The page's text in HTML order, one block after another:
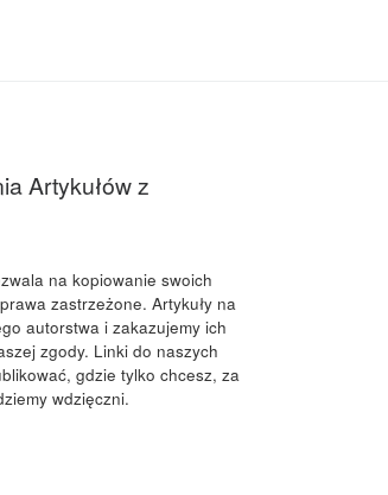
Artykułów z
na kopiowanie swoich
zastrzeżone. Artykuły na
autorstwa i zakazujemy ich
zgody. Linki do naszych
gdzie tylko chcesz, za
wdzięczni.